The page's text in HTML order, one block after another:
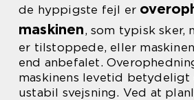
de hyppigste fejl er
maskinen, som typisk sker,
er tilstoppede, eller
end anbefalet.
maskinens levetid betydeligt
ustabil svejsning. Ved at